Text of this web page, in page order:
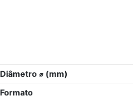
Diâmetro ⌀ (mm)
Formato